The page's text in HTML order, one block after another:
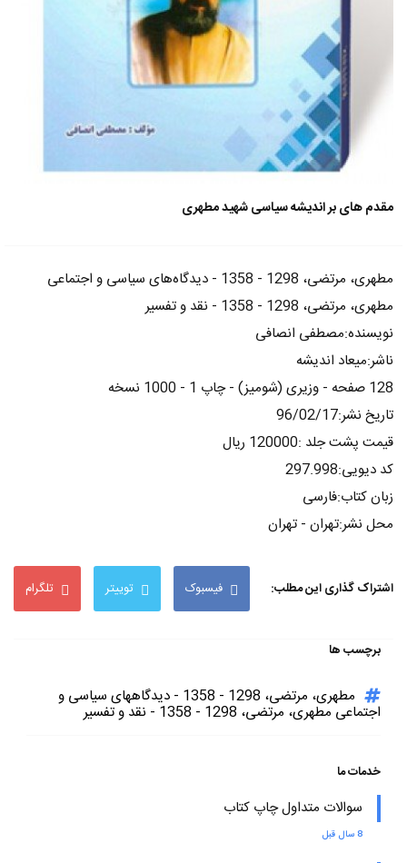
مقدم های بر اندیشه سیاسی شهید مطهری
مطهری، مرتضی، 1298 - 1358 - دیدگاه‌های سیاسی و اجتماعی
مطهری، مرتضی، 1298 - 1358 - نقد و تفسیر
نویسنده:مصطفی انصافی
ناشر:میعاد اندیشه
128 صفحه - وزیری (شومیز) - چاپ 1 - 1000 نسخه
تاریخ نشر:96/02/17
قیمت پشت جلد :120000 ریال
کد دیویی:297.998
زبان کتاب:فارسی
محل نشر:تهران - تهران
اشتراک گذاری این مطلب: فیسبوک توییتر تلگرام
برچسب ها
مطهری، مرتضی، 1298 - 1358 - دیدگاههای سیاسی و
اجتماعی مطهری، مرتضی، 1298 - 1358 - نقد و تفسیر
خدمات ما
سوالات متداول چاپ کتاب
8 سال قبل